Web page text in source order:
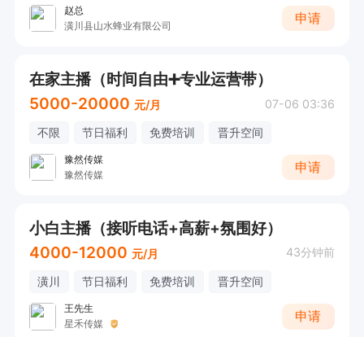
赵总
潢川县山水蜂业有限公司
申请
在家主播（时间自由➕专业运营带）
5000-20000 元/月 07-06 03:36
不限 节日福利 免费培训 晋升空间
豫然传媒
豫然传媒
申请
小白主播（接听电话+高薪+氛围好）
4000-12000 元/月 43分钟前
潢川 节日福利 免费培训 晋升空间
王先生
星禾传媒
申请